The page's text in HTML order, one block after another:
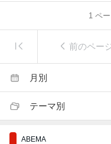
1 ペ
前のペー
月別
テーマ別
ABEMA